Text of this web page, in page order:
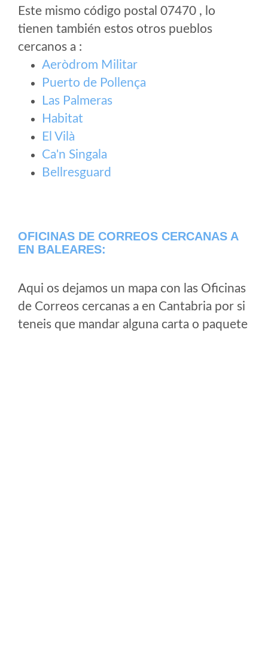
Este mismo código postal 07470 , lo
tienen también estos otros pueblos
cercanos a :
Aeròdrom Militar
Puerto de Pollença
Las Palmeras
Habitat
El Vilà
Ca'n Singala
Bellresguard
OFICINAS DE CORREOS CERCANAS A
EN BALEARES:
Aqui os dejamos un mapa con las Oficinas
de Correos cercanas a en Cantabria por si
teneis que mandar alguna carta o paquete